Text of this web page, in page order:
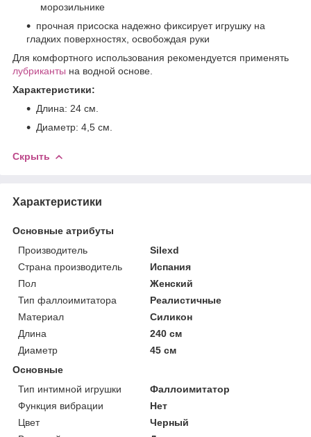
морозильнике
прочная присоска надежно фиксирует игрушку на
гладких поверхностях, освобождая руки
Для комфортного использования рекомендуется применять
лубриканты на водной основе.
Характеристики:
Длина: 24 см.
Диаметр: 4,5 см.
Скрыть
Характеристики
Основные атрибуты
Производитель
Silexd
Страна производитель
Испания
Пол
Женский
Тип фаллоимитатора
Реалистичные
Материал
Силикон
Длина
240 см
Диаметр
45 см
Основные
Тип интимной игрушки
Фаллоимитатор
Функция вибрации
Нет
Цвет
Черный